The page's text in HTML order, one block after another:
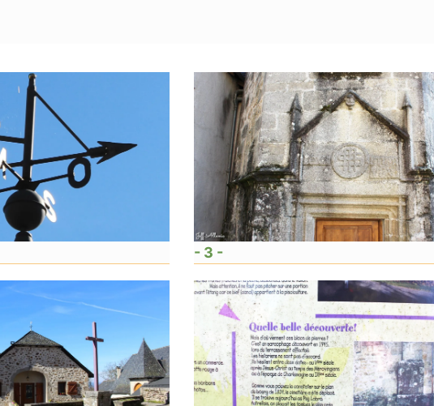
- 3 -